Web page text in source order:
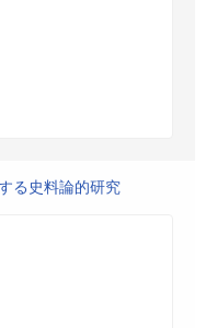
る史料論的研究